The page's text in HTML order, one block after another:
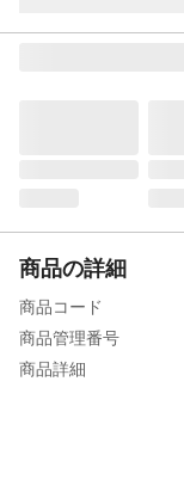
商品の詳細
商品コード
商品管理番号
商品詳細